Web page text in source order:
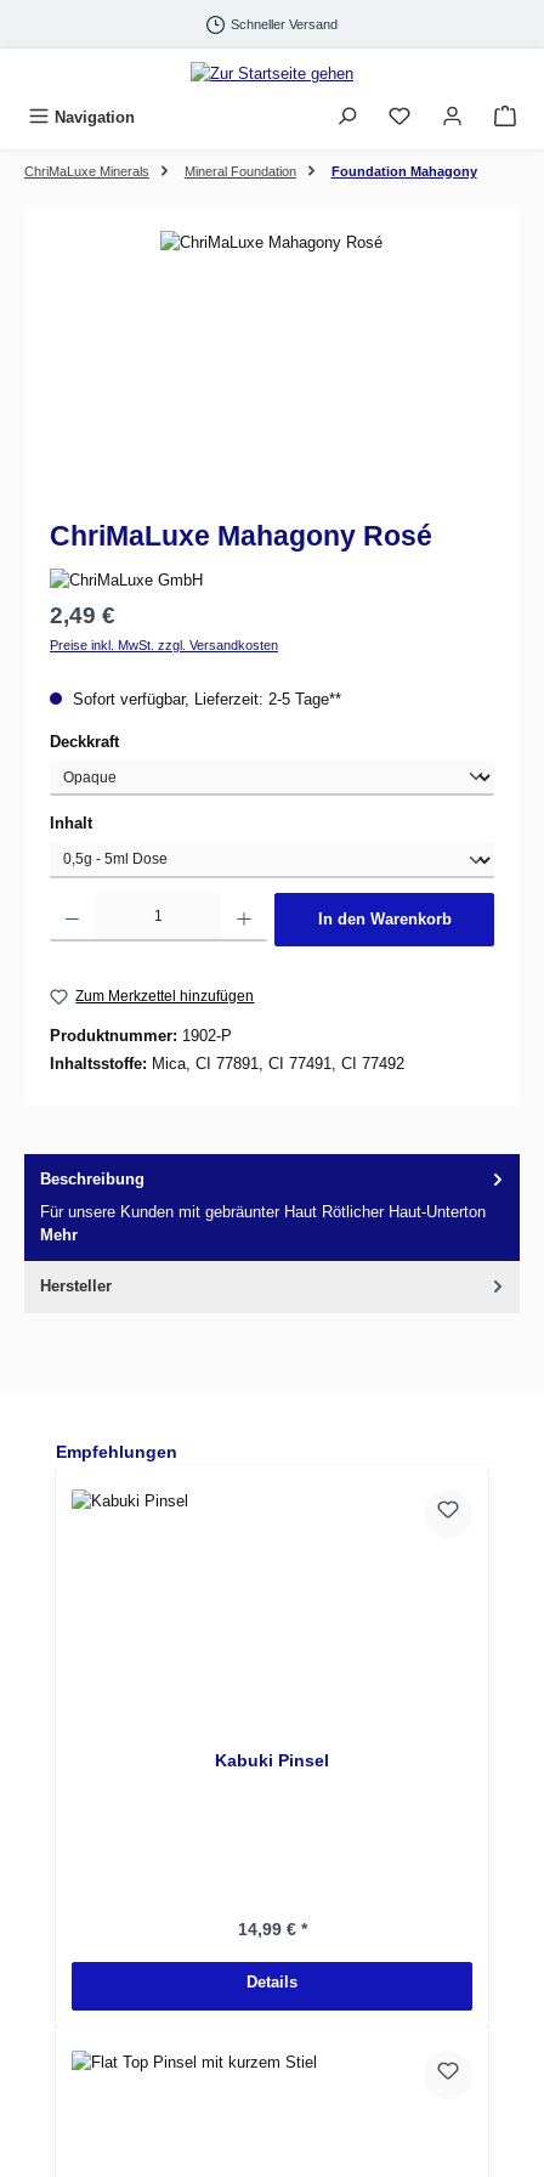
Schneller Versand
Navigation
ChriMaLuxe Minerals Mineral Foundation Foundation Mahagony
Bildergalerie überspringen
ChriMaLuxe Mahagony Rosé
Regulärer Preis:
2,49 €
Preise inkl. MwSt. zzgl. Versandkosten
Sofort verfügbar, Lieferzeit: 2-5 Tage**
Deckkraftauswählen
Inhaltauswählen
In den Warenkorb
Zum Merkzettel hinzufügen
Produktnummer: 1902-P
Inhaltsstoffe: Mica, CI 77891, CI 77491, CI 77492
Beschreibung
Für unsere Kunden mit gebräunter Haut Rötlicher Haut-Unterton
Mehr
Hersteller
Produktgalerie überspringen
Empfehlungen
Kabuki Pinsel
Regulärer Preis:
14,99 € *
Details